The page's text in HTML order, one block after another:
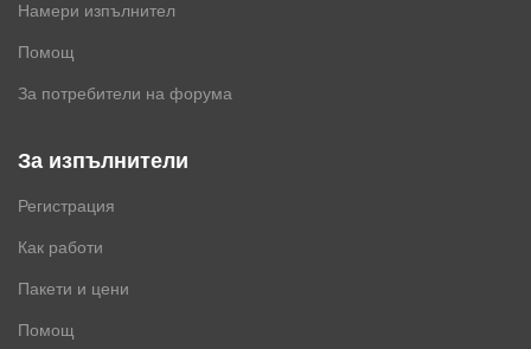
Намери изпълнител
Помощ
За потребители на форума
За изпълнители
Регистрация
Как работи
Пакети и цени
Помощ